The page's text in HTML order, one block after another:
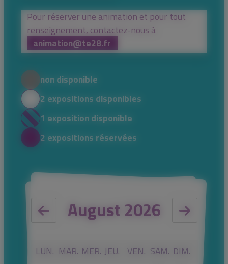
Pour réserver une animation et pour tout
renseignement, contactez-nous à
animation@te28.fr
non disponible
2 expositions disponibles
1 exposition disponible
2 expositions réservées
August 2026
LUN. MAR. MER. JEU. VEN. SAM. DIM.